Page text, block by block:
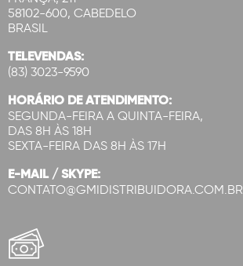
58102-600, CABEDELO
BRASIL
TELEVENDAS:
(83) 3023-9590
HORÁRIO DE ATENDIMENTO:
SEGUNDA-FEIRA A QUINTA-FEIRA,
DAS 8H ÀS 18H
SEXTA-FEIRA DAS 8H ÀS 17H
E-MAIL / SKYPE:
CONTATO@GMIDISTRIBUIDORA.COM.BR